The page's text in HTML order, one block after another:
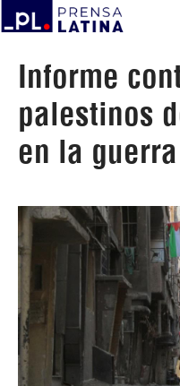
Informe
palestinos
en la